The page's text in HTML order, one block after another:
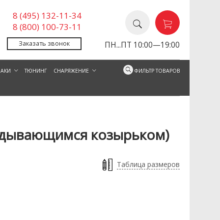
8 (495) 132-11-34
8 (800) 100-73-11
Заказать звонок ПН...ПТ 10:00—19:00
ТЮНИНГ СНАРЯЖЕНИЕ ФИЛЬТР ТОВАРОВ
козырьком)
Таблица размеров